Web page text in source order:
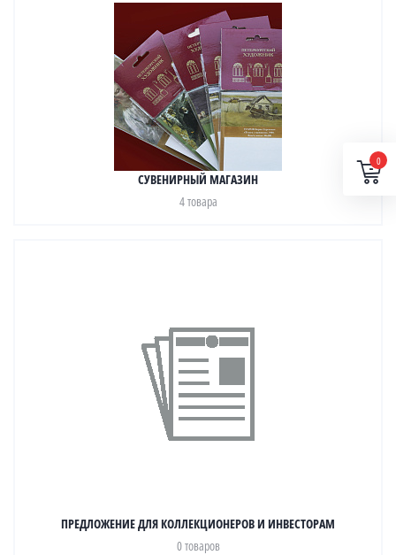
СУВЕНИРНЫЙ МАГАЗИН
4 товара
ПРЕДЛОЖЕНИЕ ДЛЯ КОЛЛЕКЦИОНЕРОВ И ИНВЕСТОРАМ
0 товаров
0